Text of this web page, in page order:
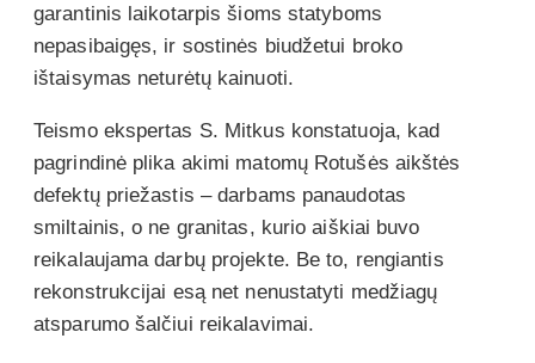
garantinis laikotarpis šioms statyboms
nepasibaigęs, ir sostinės biudžetui broko
ištaisymas neturėtų kainuoti.
Teismo ekspertas S. Mitkus konstatuoja, kad
pagrindinė plika akimi matomų Rotušės aikštės
defektų priežastis – darbams panaudotas
smiltainis, o ne granitas, kurio aiškiai buvo
reikalaujama darbų projekte. Be to, rengiantis
rekonstrukcijai esą net nenustatyti medžiagų
atsparumo šalčiui reikalavimai.